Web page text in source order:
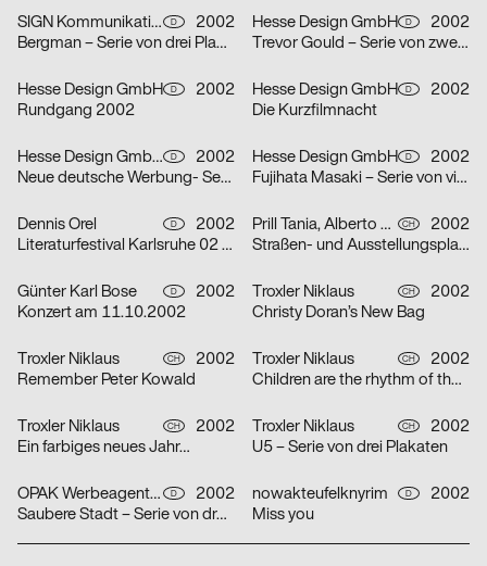
SIGN Kommunikation GmbH D
2002
Bergman – Serie von drei Plakaten
Hesse Design GmbH D
2002
Trevor Gould – Serie von zwei Plakaten
Hesse Design GmbH D
2002
Rundgang 2002
Hesse Design GmbH D
2002
Die Kurzfilmnacht
Hesse Design GmbH, Arthur Marek, Guido Heffels, Christian Boros, nowakteufelknyrim D
2002
Neue deutsche Werbung- Serie von drei Plakaten
Hesse Design GmbH D
2002
Fujihata Masaki – Serie von vier Plakaten
Dennis Orel D
2002
Literaturfestival Karlsruhe 02 – Serie von drei Plakaten
Prill Tania, Alberto Vieceli CH
2002
Straßen- und Ausstellungsplakate: Stand der Dinge: Neustes Wohnen in Zürich – Serie von sechs Plakaten
Günter Karl Bose D
2002
Konzert am 11.10.2002
Troxler Niklaus CH
2002
Christy Doran’s New Bag
Troxler Niklaus CH
2002
Remember Peter Kowald
Troxler Niklaus CH
2002
Children are the rhythm of the world
Troxler Niklaus CH
2002
Ein farbiges neues Jahr…
Troxler Niklaus CH
2002
U5 – Serie von drei Plakaten
OPAK Werbeagentur D
2002
Saubere Stadt – Serie von drei Plakaten
nowakteufelknyrim D
2002
Miss you